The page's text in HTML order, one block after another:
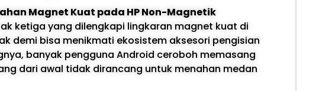
Magnet Kuat pada HP Non-Magnetik
ketiga yang dilengkapi lingkaran magnet kuat di
demi bisa menikmati ekosistem aksesori pengisian
banyak pengguna Android ceroboh memasang
dari awal tidak dirancang untuk menahan medan